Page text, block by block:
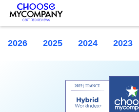
2026 2025 2024 2023
Cookie-Einstellungen